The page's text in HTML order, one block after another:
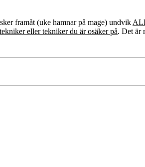
framåt (uke hamnar på mage) undvik
eller tekniker du är osäker på. Det är